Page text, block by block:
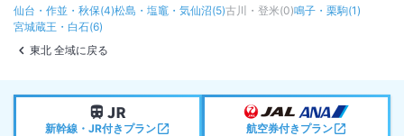
仙台・作並・秋保(4)松島・塩竈・気仙沼(5)古川・登米(0)鳴子・栗駒(1)
宮城蔵王・白石(6)
東北 全域に戻る
新幹線・JR付きプラン 航空券付きプラン